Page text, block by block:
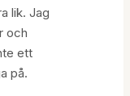
lik. Jag
och
ett
på.